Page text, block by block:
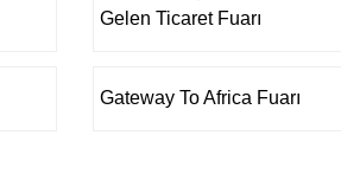
Gelen Ticaret Fuarı
Gateway To Africa Fuarı